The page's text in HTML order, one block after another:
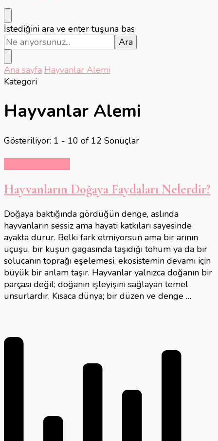
Bir
şey
mi
arıyorsunuz?
İstediğini ara ve enter tuşuna bas
Ana sayfa Hayvanlar Alemi
Kategori
Hayvanlar Alemi
Gösteriliyor: 1 - 10 of 12 Sonuçlar
Hayvanların Doğaya Faydaları Nelerdir?
Doğaya baktığında gördüğün denge, aslında
hayvanların sessiz ama hayati katkıları sayesinde
ayakta durur. Belki fark etmiyorsun ama bir arının
uçuşu, bir kuşun gagasında taşıdığı tohum ya da bir
solucanın toprağı eşelemesi, ekosistemin devamı için
büyük bir anlam taşır. Hayvanlar yalnızca doğanın bir
parçası değil; doğanın işleyişini sağlayan temel
unsurlardır. Kısaca dünya; bir düzen ve denge …